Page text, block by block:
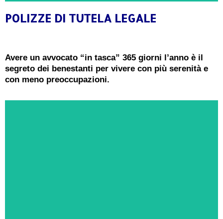
Ricevi oggi una consulenza gratuita e senza
impegno da un Esperto in Polizze di Tutela
Legale
PRENOTA ORA
POLIZZE DI TUTELA LEGALE
Avere un avvocato “in tasca” 365 giorni l’anno è il
segreto dei benestanti per vivere con più serenità e
con meno preoccupazioni.